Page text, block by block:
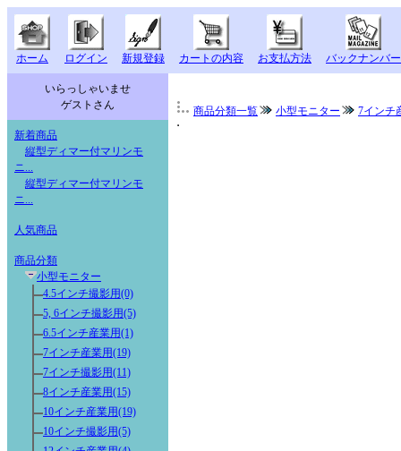
ホーム ログイン 新規登録 カートの内容 お支払方法 バックナンバー
いらっしゃいませ
ゲストさん
新着商品
縦型ディマー付マリンモ
ニ...
縦型ディマー付マリンモ
ニ...
人気商品
商品分類
小型モニター
4.5インチ撮影用(0)
5, 6インチ撮影用(5)
6.5インチ産業用(1)
7インチ産業用(19)
7インチ撮影用(11)
8インチ産業用(15)
10インチ産業用(19)
10インチ撮影用(5)
商品分類一覧 小型モニター 7インチ